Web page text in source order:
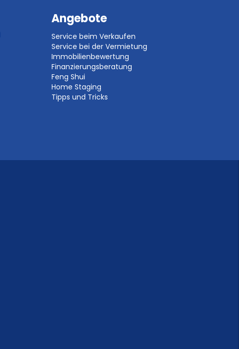
Angebote
Service beim Verkaufen
Service bei der Vermietung
Immobilienbewertung
Finanzierungsberatung
Feng Shui
Home Staging
Tipps und Tricks